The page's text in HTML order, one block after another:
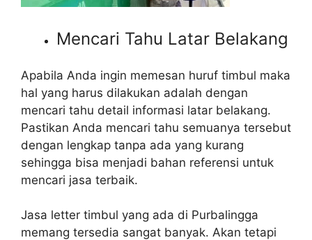
Mencari Tahu Latar Belakang
Apabila Anda ingin memesan huruf timbul maka
hal yang harus dilakukan adalah dengan
mencari tahu detail informasi latar belakang.
Pastikan Anda mencari tahu semuanya tersebut
dengan lengkap tanpa ada yang kurang
sehingga bisa menjadi bahan referensi untuk
mencari jasa terbaik.
Jasa letter timbul yang ada di Purbalingga
memang tersedia sangat banyak. Akan tetapi